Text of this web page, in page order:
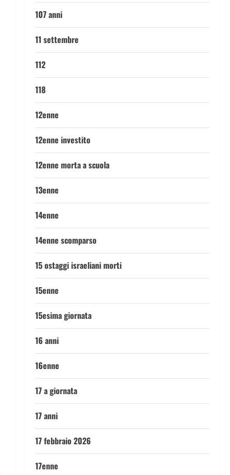
107 anni
11 settembre
112
118
12enne
12enne investito
12enne morta a scuola
13enne
14enne
14enne scomparso
15 ostaggi israeliani morti
15enne
15esima giornata
16 anni
16enne
17 a giornata
17 anni
17 febbraio 2026
17enne